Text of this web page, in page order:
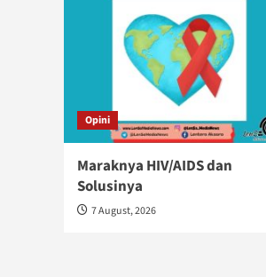
Opini
Maraknya HIV/AIDS dan
Solusinya
7 August, 2026